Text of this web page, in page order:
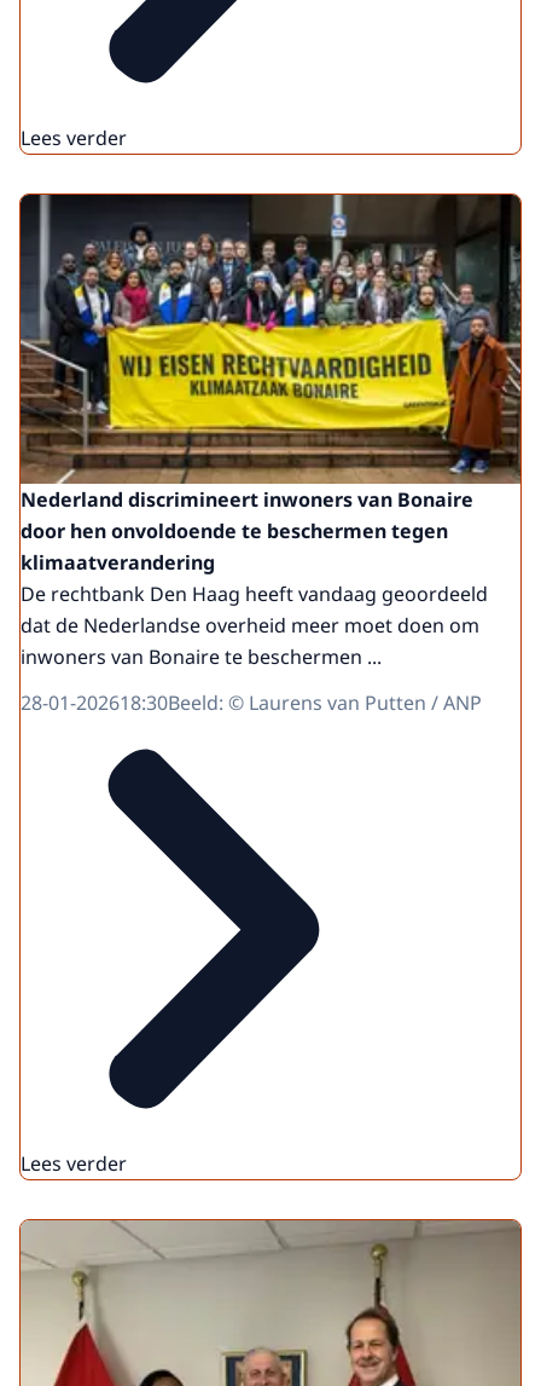
Lees verder
Nederland discrimineert inwoners van Bonaire
door hen onvoldoende te beschermen tegen
klimaatverandering
De rechtbank Den Haag heeft vandaag geoordeeld
dat de Nederlandse overheid meer moet doen om
inwoners van Bonaire te beschermen ...
28-01-202618:30Beeld: © Laurens van Putten / ANP
Lees verder